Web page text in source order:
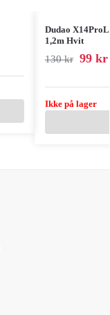
Dudao
1,2m Hvit
130kr 99 kr
Ikke på lager